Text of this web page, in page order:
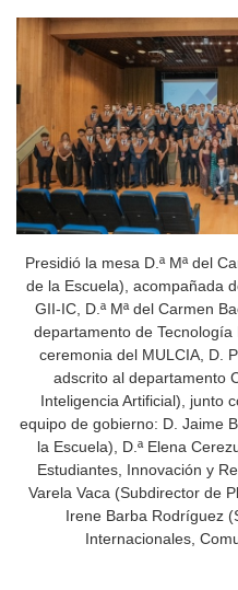
Presidió la mesa D.ª Mª del
de la Escuela), acompañada
GII-IC, D.ª Mª del Carmen
departamento de
ceremonia del MULCIA, D.
adscrito al departamento
Inteligencia Artificial), junto
equipo de gobierno: D. Jaime
la Escuela), D.ª Elena
Estudiantes, Innovación y
Varela Vaca (Subdirector de
Irene Barba Rodríguez
Internacionales,